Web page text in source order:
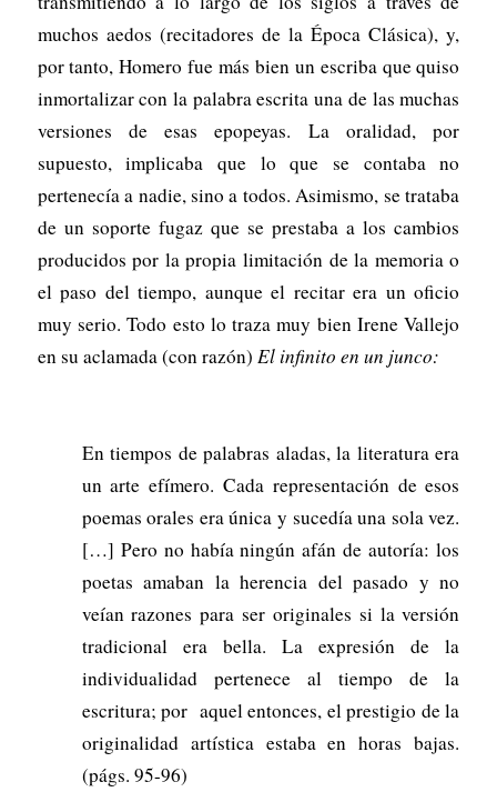
muchos aedos (recitadores de la Época Clásica), y,
por tanto, Homero fue más bien un escriba que quiso
inmortalizar con la palabra escrita una de las muchas
versiones de esas epopeyas. La oralidad, por
supuesto, implicaba que lo que se contaba no
pertenecía a nadie, sino a todos. Asimismo, se trataba
de un soporte fugaz que se prestaba a los cambios
producidos por la propia limitación de la memoria o
el paso del tiempo, aunque el recitar era un oficio
muy serio. Todo esto lo traza muy bien Irene Vallejo
en su aclamada (con razón) El infinito en un junco:
En tiempos de palabras aladas, la literatura era
un arte efímero. Cada representación de esos
poemas orales era única y sucedía una sola vez.
[…] Pero no había ningún afán de autoría: los
poetas amaban la herencia del pasado y no
veían razones para ser originales si la versión
tradicional era bella. La expresión de la
individualidad pertenece al tiempo de la
escritura; por aquel entonces, el prestigio de la
originalidad artística estaba en horas bajas.
(págs. 95-96)